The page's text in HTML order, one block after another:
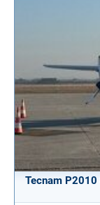
Tecnam P2010